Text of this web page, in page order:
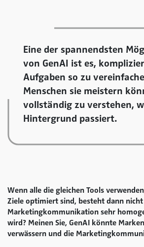
Eine der spannendsten
von GenAI ist es,
Aufgaben so zu
Menschen sie meistern
vollständig zu verstehen,
Hintergrund passiert.
Wenn alle die gleichen Tools
Ziele optimiert sind, besteht dann nicht
Marketingkommunikation sehr
wird? Meinen Sie, GenAI könnte
verwässern und die